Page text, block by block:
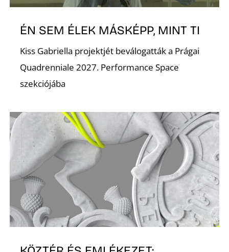
ÉN SEM ÉLEK MÁSKÉPP, MINT TI
Kiss Gabriella projektjét beválogatták a Prágai
Quadrenniale 2027. Performance Space
szekciójába